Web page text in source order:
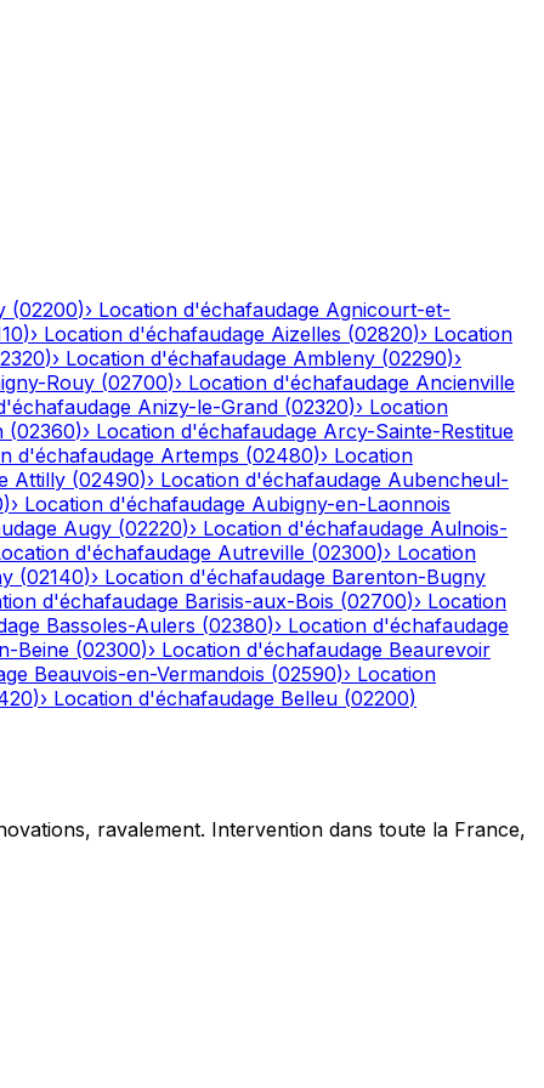
(02200)› Location d'échafaudage Agnicourt-et-
)› Location d'échafaudage Aizelles (02820)› Location
)› Location d'échafaudage Ambleny (02290)›
Rouy (02700)› Location d'échafaudage Ancienville
Anizy-le-Grand (02320)› Location
(02360)› Location d'échafaudage Arcy-Sainte-Restitue
d'échafaudage Artemps (02480)› Location
Attilly (02490)› Location d'échafaudage Aubencheul-
)› Location d'échafaudage Aubigny-en-Laonnois
Augy (02220)› Location d'échafaudage Aulnois-
d'échafaudage Autreville (02300)› Location
(02140)› Location d'échafaudage Barenton-Bugny
d'échafaudage Barisis-aux-Bois (02700)› Location
Bassoles-Aulers (02380)› Location d'échafaudage
Beine (02300)› Location d'échafaudage Beaurevoir
Beauvois-en-Vermandois (02590)› Location
)› Location d'échafaudage Belleu (02200)
ravalement. Intervention dans toute la France,